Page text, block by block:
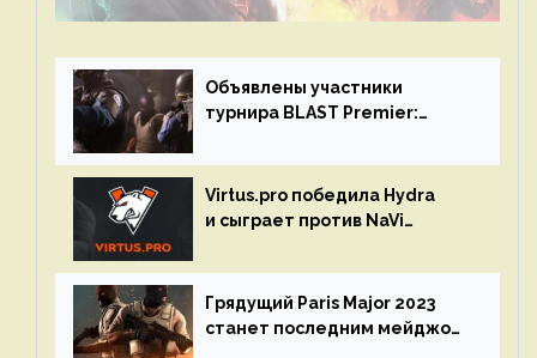
Объявлены участники
турнира BLAST Premier:
Virtus.pro победила Hydra
и сыграет против NaVi
Грядущий Paris Major 2023
станет последним мейджор-